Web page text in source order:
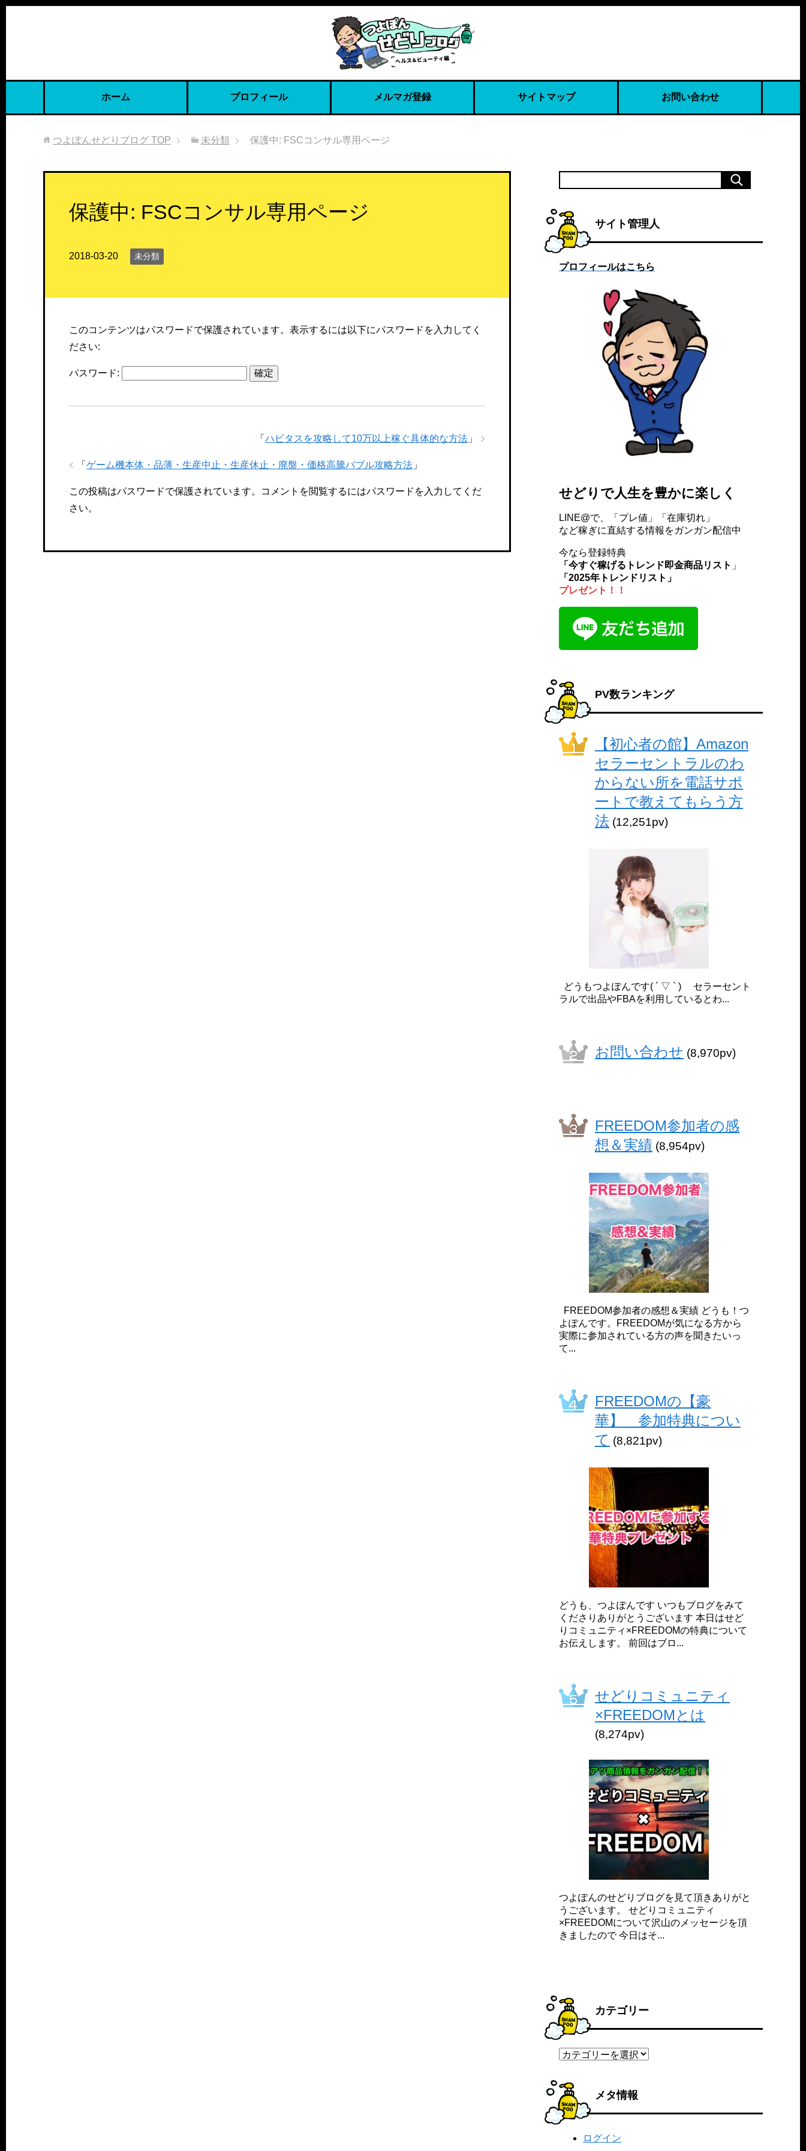
ホーム プロフィール メルマガ登録 サイトマップ お問い合わせ
つよぽんせどりブログ TOP 未分類 保護中: FSCコンサル専用ページ
保護中: FSCコンサル専用ページ
2018-03-20 未分類
このコンテンツはパスワードで保護されています。表示するには以下にパスワードを入力してく
ださい:
パスワード:
「 ハピタスを攻略して10万以上稼ぐ具体的な方法 」
「 ゲーム機本体・品薄・生産中止・生産休止・廃盤・価格高騰バブル攻略方法 」
この投稿はパスワードで保護されています。コメントを閲覧するにはパスワードを入力してくだ
さい。
サイト管理人
プロフィールはこちら
せどりで人生を豊かに楽しく
LINE@で、「プレ値」「在庫切れ」
など稼ぎに直結する情報をガンガン配信中
今なら登録特典
「今すぐ稼げるトレンド即金商品リスト 」
「2025年トレンドリスト」
プレゼント！！
PV数ランキング
【初心者の館】Amazon
セラーセントラルのわ
からない所を電話サポ
ートで教えてもらう方
法 (12,251pv)
どうもつよぽんです( ´ ▽ ` ) セラーセント
ラルで出品やFBAを利用しているとわ...
お問い合わせ (8,970pv)
FREEDOM参加者の感
想＆実績 (8,954pv)
FREEDOM参加者の感想＆実績 どうも！つ
よぽんです。FREEDOMが気になる方から
実際に参加されている方の声を聞きたいっ
て...
FREEDOMの【豪
華】 参加特典につい
て (8,821pv)
どうも、つよぽんです いつもブログをみて
くださりありがとうございます 本日はせど
りコミュニティ×FREEDOMの特典について
お伝えします。 前回はブロ...
せどりコミュニティ
×FREEDOMとは
(8,274pv)
つよぽんのせどりブログを見て頂きありがと
うございます。 せどりコミュニティ
×FREEDOMについて沢山のメッセージを頂
きましたので 今日はそ...
カテゴリー
カ
リ
ー
メタ情報
ログイン